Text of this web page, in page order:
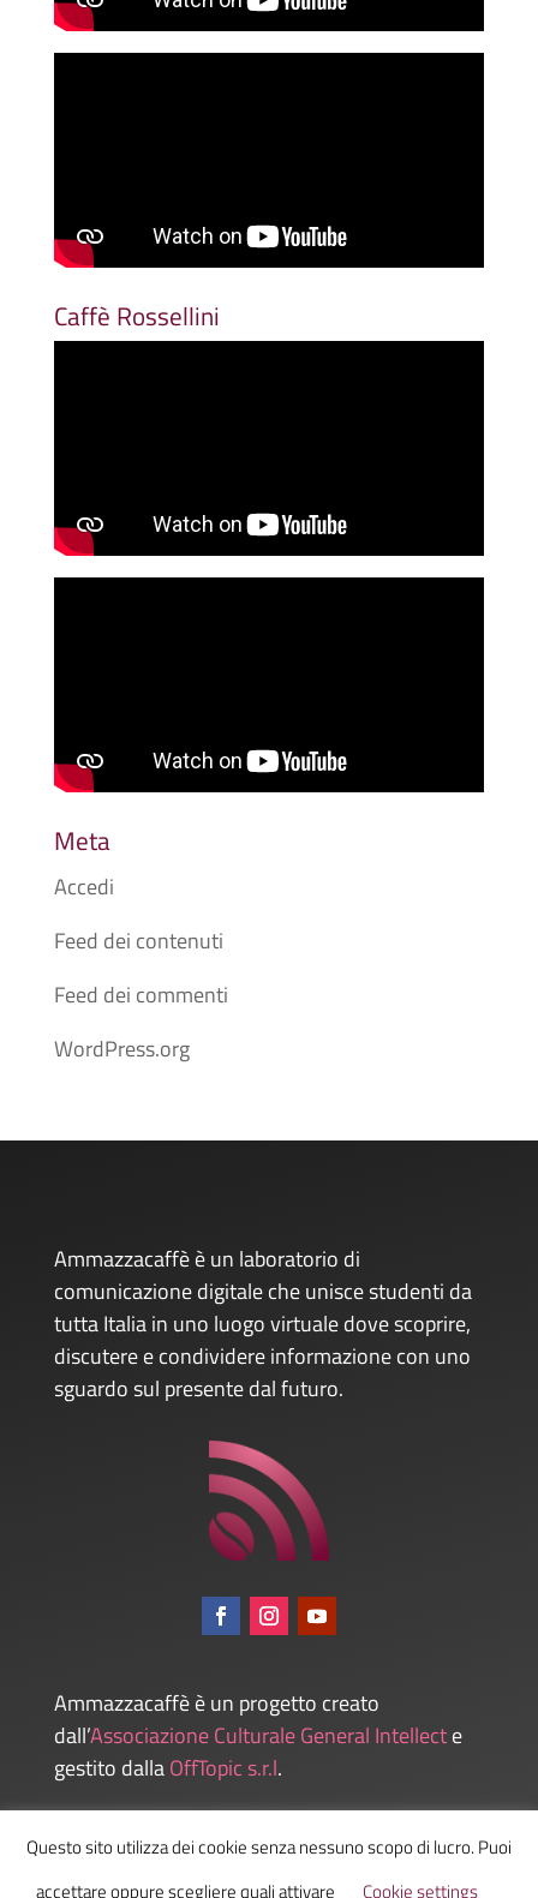
Caffè Rossellini
Meta
Accedi
Feed dei contenuti
Feed dei commenti
WordPress.org
Ammazzacaffè è un laboratorio di
comunicazione digitale che unisce studenti da
tutta Italia in uno luogo virtuale dove scoprire,
discutere e condividere informazione con uno
sguardo sul presente dal futuro.
Ammazzacaffè è un progetto creato
dall’Associazione Culturale General Intellecte
gestito dallaOffTopic s.r.l.
Admin
Questo sito utilizza dei cookie senza nessuno scopo di lucro. Puoi
accettare oppure scegliere quali attivare
Cookie settings